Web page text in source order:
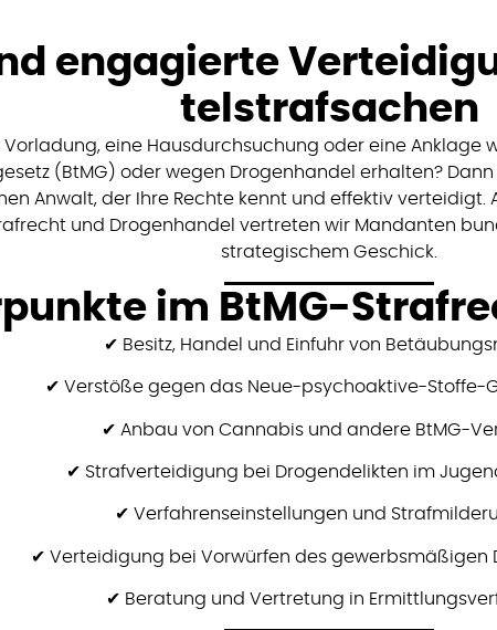
engagierte
telstrafsachen
Vorladung, eine Hausdurchsuchung oder eine Anklage
(BtMG) oder wegen Drogenhandel erhalten?
Anwalt, der Ihre Rechte kennt und effektiv verteidigt.
und Drogenhandel vertreten wir Mandanten
strategischem Geschick.
im BtMG-
✔ Besitz, Handel und Einfuhr von
✔ Verstöße gegen das Neue-psychoaktive-Stoffe-
✔ Anbau von Cannabis und andere BtMG-
✔ Strafverteidigung bei Drogendelikten im
✔ Verfahrenseinstellungen und
✔ Verteidigung bei Vorwürfen des gewerbsmäßigen
✔ Beratung und Vertretung in